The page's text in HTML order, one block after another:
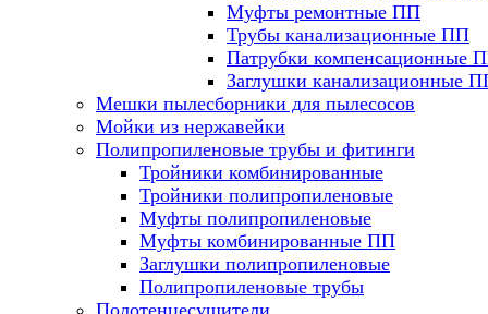
Муфты ремонтные ПП
Трубы канализационные ПП
Патрубки компенсационные
Заглушки канализационные
Мешки пылесборники для пылесосов
Мойки из нержавейки
Полипропиленовые трубы и фитинги
Тройники комбинированные
Тройники полипропиленовые
Муфты полипропиленовые
Муфты комбинированные ПП
Заглушки полипропиленовые
Полипропиленовые трубы
Полотенцесушители